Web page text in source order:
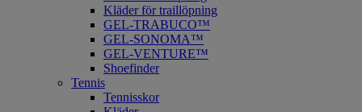
Kläder för traillöpning
GEL-TRABUCO™
GEL-SONOMA™
GEL-VENTURE™
Shoefinder
Tennis
Tennisskor